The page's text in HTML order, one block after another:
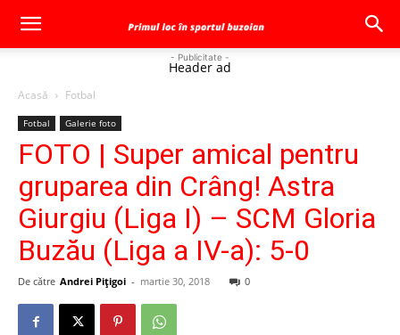
- Publicitate -
Header ad
Acasă Fotbal
Fotbal Galerie foto
FOTO | Super amical pentru
gruparea din Crâng! Astra
Giurgiu (Liga I) – SCM Gloria
Buzău (Liga a IV-a): 5-0
De către Andrei Pițigoi - martie 30, 2018 0